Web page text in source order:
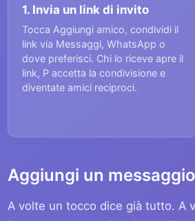
1. Invia un link di invito
Tocca Aggiungi amico, condividi il
link via Messaggi, WhatsApp o
dove preferisci. Chi lo riceve apre il
link, P accetta la condivisione e
diventate amici reciproci.
Aggiungi un
A volte un tocco dice già tutto. A